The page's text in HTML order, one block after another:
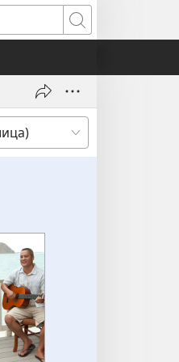
Претрага